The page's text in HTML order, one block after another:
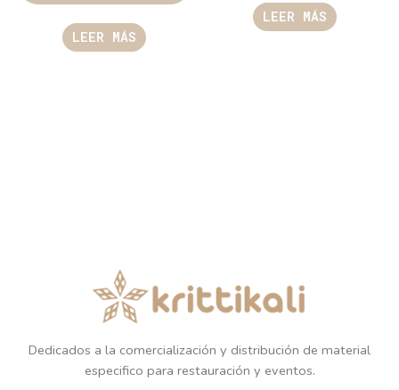
LEER MÁS
LEER MÁS
Dedicados a la comercialización y distribución de material
especifico para restauración y eventos.